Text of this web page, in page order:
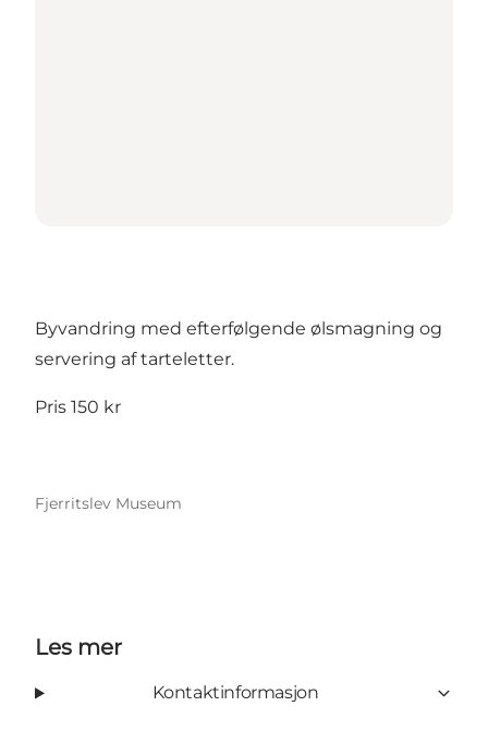
Byvandring med efterfølgende ølsmagning og
servering af tarteletter.
Pris 150 kr
Fjerritslev Museum
Les mer
Kontaktinformasjon